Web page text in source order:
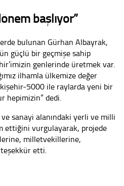
başlıyor”
bulunan Gürhan Albayrak,
güçlü bir geçmişe sahip
genlerinde üretmek var.
ilhamla ülkemize değer
5000 ile raylarda yeni bir
hepimizin” dedi.
sanayi alanındaki yerli ve milli
ettiğini vurgulayarak, projede
milletvekillerine,
teşekkür etti.